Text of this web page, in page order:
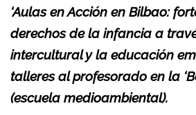
‘Aulas en Acción en Bilbao:
derechos de la infancia a
intercultural y la educación
talleres al profesorado en la
(escuela medioambiental).